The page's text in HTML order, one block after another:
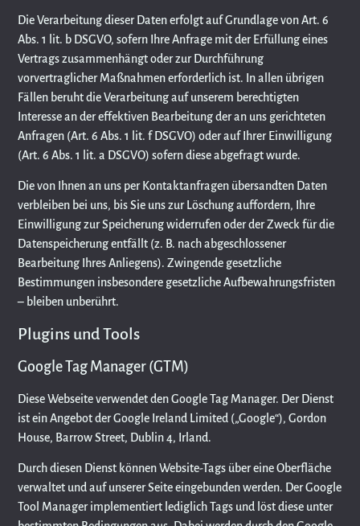
Die Verarbeitung dieser Daten erfolgt auf Grundlage von Art. 6
Abs. 1 lit. b DSGVO, sofern Ihre Anfrage mit der Erfüllung eines
Vertrags zusammenhängt oder zur Durchführung
vorvertraglicher Maßnahmen erforderlich ist. In allen übrigen
Fällen beruht die Verarbeitung auf unserem berechtigten
Interesse an der effektiven Bearbeitung der an uns gerichteten
Anfragen (Art. 6 Abs. 1 lit. f DSGVO) oder auf Ihrer Einwilligung
(Art. 6 Abs. 1 lit. a DSGVO) sofern diese abgefragt wurde.
Die von Ihnen an uns per Kontaktanfragen übersandten Daten
verbleiben bei uns, bis Sie uns zur Löschung auffordern, Ihre
Einwilligung zur Speicherung widerrufen oder der Zweck für die
Datenspeicherung entfällt (z. B. nach abgeschlossener
Bearbeitung Ihres Anliegens). Zwingende gesetzliche
Bestimmungen insbesondere gesetzliche Aufbewahrungsfristen
– bleiben unberührt.
Plugins und Tools
Google Tag Manager (GTM)
Diese Webseite verwendet den Google Tag Manager. Der Dienst
ist ein Angebot der Google Ireland Limited („Google“), Gordon
House, Barrow Street, Dublin 4, Irland.
Durch diesen Dienst können Website-Tags über eine Oberfläche
verwaltet und auf unserer Seite eingebunden werden. Der Google
Tool Manager implementiert lediglich Tags und löst diese unter